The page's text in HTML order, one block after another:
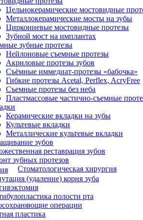
Цельнокерамические мостовидные
Металлокерамические мосты на зубы
Циркониевые мостовидные протезы
Зубной мост на имплантах
зубные протезы
Нейлоновые съемные протезы
Акриловые протезы зубов
Съёмные иммедиат‑протезы «бабочка»
Гибкие протезы Acetal, Perflex, AcryFree
Съемные протезы без неба
Пластмассовые частично-съемные
Керамические вкладки на зубы
Культевые вкладки
Металлические культевые вкладки
зубов
реставрация зубов
зубных протезов
Стоматологическая хирургия
(удаление) корня зуба
полости рта
операции
пластика